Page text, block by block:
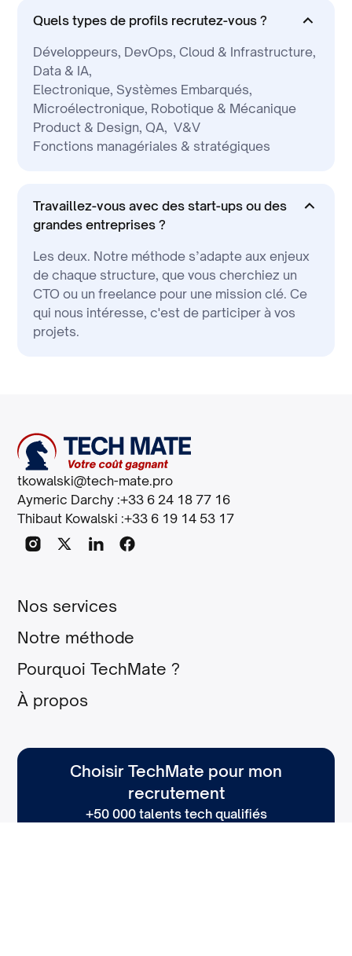
Quels types de profils recrutez-vous ?
Développeurs, DevOps, Cloud & Infrastructure,
Data & IA,
Electronique, Systèmes Embarqués,
Microélectronique, Robotique & Mécanique
Product & Design, QA, V&V
Fonctions managériales & stratégiques
Travaillez-vous avec des start-ups ou des
grandes entreprises ?
Les deux. Notre méthode s’adapte aux enjeux
de chaque structure, que vous cherchiez un
CTO ou un freelance pour une mission clé. Ce
qui nous intéresse, c'est de participer à vos
projets.
tkowalski@tech-mate.pro
Aymeric Darchy :+33 6 24 18 77 16
Thibaut Kowalski :+33 6 19 14 53 17
Nos services
Notre méthode
Pourquoi TechMate ?
À propos
Choisir TechMate pour mon
recrutement
+50 000 talents tech qualifiés